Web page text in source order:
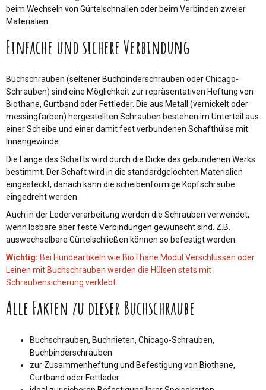
beim Wechseln von Gürtelschnallen oder beim Verbinden zweier
Materialien.
Einfache und sichere Verbindung
Buchschrauben (seltener Buchbinderschrauben oder Chicago-
Schrauben) sind eine Möglichkeit zur repräsentativen Heftung von
Biothane, Gurtband oder Fettleder. Die aus Metall (vernickelt oder
messingfarben) hergestellten Schrauben bestehen im Unterteil aus
einer Scheibe und einer damit fest verbundenen Schafthülse mit
Innengewinde.
Die Länge des Schafts wird durch die Dicke des gebundenen Werks
bestimmt. Der Schaft wird in die standardgelochten Materialien
eingesteckt, danach kann die scheibenförmige Kopfschraube
eingedreht werden.
Auch in der Lederverarbeitung werden die Schrauben verwendet,
wenn lösbare aber feste Verbindungen gewünscht sind. Z.B.
auswechselbare Gürtelschließen können so befestigt werden.
Wichtig: Bei Hundeartikeln wie BioThane Modul Verschlüssen oder
Leinen mit Buchschrauben werden die Hülsen stets mit
Schraubensicherung verklebt.
Alle Fakten zu dieser Buchschraube
Buchschrauben, Buchnieten, Chicago-Schrauben,
Buchbinderschrauben
zur Zusammenheftung und Befestigung von Biothane,
Gurtband oder Fettleder